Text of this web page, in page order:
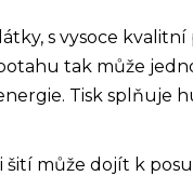
s vysoce
tak může
Tisk splňuje
může dojít k